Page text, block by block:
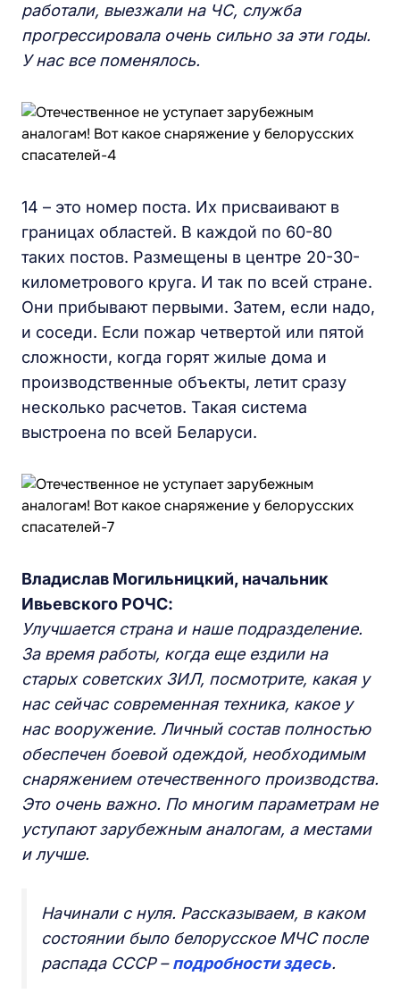
работали, выезжали на ЧС, служба
прогрессировала очень сильно за эти годы.
У нас все поменялось.
14 – это номер поста. Их присваивают в
границах областей. В каждой по 60-80
таких постов. Размещены в центре 20-30-
километрового круга. И так по всей стране.
Они прибывают первыми. Затем, если надо,
и соседи. Если пожар четвертой или пятой
сложности, когда горят жилые дома и
производственные объекты, летит сразу
несколько расчетов. Такая система
выстроена по всей Беларуси.
Владислав Могильницкий, начальник
Ивьевского РОЧС:
Улучшается страна и наше подразделение.
За время работы, когда еще ездили на
старых советских ЗИЛ, посмотрите, какая у
нас сейчас современная техника, какое у
нас вооружение. Личный состав полностью
обеспечен боевой одеждой, необходимым
снаряжением отечественного производства.
Это очень важно. По многим параметрам не
уступают зарубежным аналогам, а местами
и лучше.
Начинали с нуля. Рассказываем, в каком
состоянии было белорусское МЧС после
распада СССР –подробности здесь.